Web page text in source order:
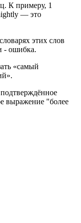
К примеру, 1
— это
этих слов
- ошибка.
«самый
выражение "более